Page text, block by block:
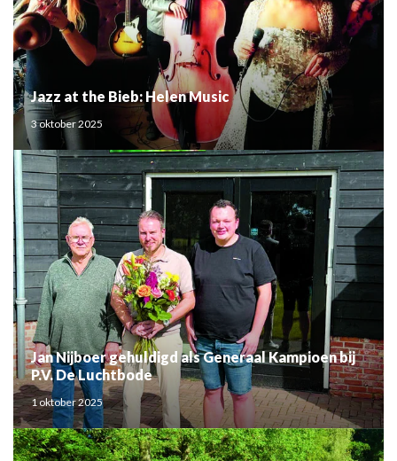
Jazz at the Bieb: Helen Music
3 oktober 2025
Jan Nijboer gehuldigd als Generaal Kampioen bij
P.V. De Luchtbode
1 oktober 2025